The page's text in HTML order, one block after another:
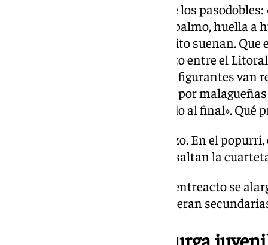
Piropazo a Málaga el primero de los
febrerillo / y peinando palmo a palmo, huella a
hacia Málaga la Bella». Qué bonito suenan.
segunda letra al hermanamiento entre el
es cómo lo dicen: en escena dos figurantes
cada zona. «Tú me das un cante por
cante por rondeñas / abandolado al final». Qué
Cuplés al tipo, con un estribillazo. En el
investigaciones y anécdotas, resaltan la
Solo una pega: en ocasiones, el entreacto se
las piezas del repertorio se volvieran
No nos moverán – murga